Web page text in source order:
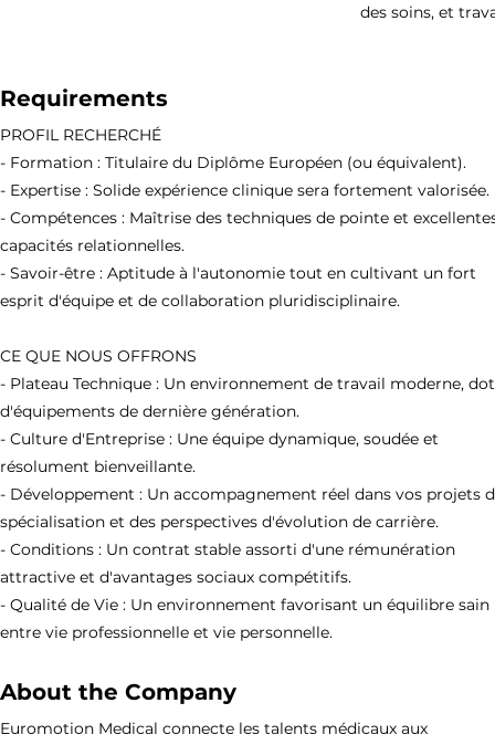
des soins, et
Requirements
PROFIL RECHERCHÉ
- Formation : Titulaire du Diplôme Européen (ou équivalent).
- Expertise : Solide expérience clinique sera fortement valorisée.
- Compétences : Maîtrise des techniques de pointe et
capacités relationnelles.
- Savoir-être : Aptitude à l'autonomie tout en cultivant un fort
esprit d'équipe et de collaboration pluridisciplinaire.
CE QUE NOUS OFFRONS
- Plateau Technique : Un environnement de travail moderne,
d'équipements de dernière génération.
- Culture d'Entreprise : Une équipe dynamique, soudée et
résolument bienveillante.
- Développement : Un accompagnement réel dans vos projets
spécialisation et des perspectives d'évolution de carrière.
- Conditions : Un contrat stable assorti d'une rémunération
attractive et d'avantages sociaux compétitifs.
- Qualité de Vie : Un environnement favorisant un équilibre sain
entre vie professionnelle et vie personnelle.
About the Company
Euromotion Medical connecte les talents médicaux aux